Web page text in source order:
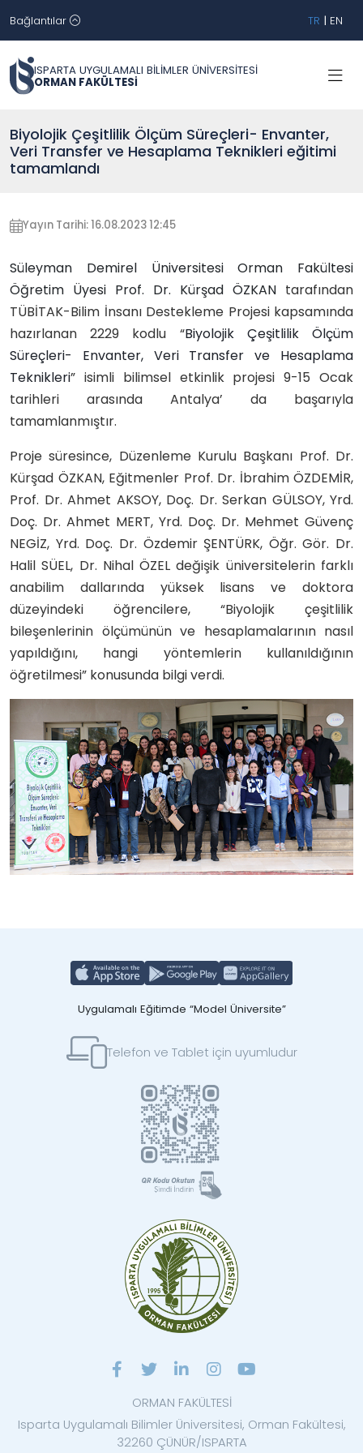
Bağlantılar TR | EN
ISPARTA UYGULAMALI BİLİMLER ÜNİVERSİTESİ
ORMAN FAKÜLTESİ
Biyolojik Çeşitlilik Ölçüm Süreçleri- Envanter,
Veri Transfer ve Hesaplama Teknikleri eğitimi
tamamlandı
Yayın Tarihi: 16.08.2023 12:45
Süleyman Demirel Üniversitesi Orman Fakültesi
Öğretim Üyesi Prof. Dr. Kürşad ÖZKAN tarafından
TÜBİTAK-Bilim İnsanı Destekleme Projesi kapsamında
hazırlanan 2229 kodlu “Biyolojik Çeşitlilik Ölçüm
Süreçleri- Envanter, Veri Transfer ve Hesaplama
Teknikleri” isimli bilimsel etkinlik projesi 9-15 Ocak
tarihleri arasında Antalya’ da başarıyla
tamamlanmıştır.
Proje süresince, Düzenleme Kurulu Başkanı Prof. Dr.
Kürşad ÖZKAN, Eğitmenler Prof. Dr. İbrahim ÖZDEMİR,
Prof. Dr. Ahmet AKSOY, Doç. Dr. Serkan GÜLSOY, Yrd.
Doç. Dr. Ahmet MERT, Yrd. Doç. Dr. Mehmet Güvenç
NEGİZ, Yrd. Doç. Dr. Özdemir ŞENTÜRK, Öğr. Gör. Dr.
Halil SÜEL, Dr. Nihal ÖZEL değişik üniversitelerin farklı
anabilim dallarında yüksek lisans ve doktora
düzeyindeki öğrencilere, “Biyolojik çeşitlilik
bileşenlerinin ölçümünün ve hesaplamalarının nasıl
yapıldığını, hangi yöntemlerin kullanıldığının
öğretilmesi” konusunda bilgi verdi.
Uygulamalı Eğitimde “Model Üniversite”
Telefon ve Tablet için uyumludur
ORMAN FAKÜLTESİ
Isparta Uygulamalı Bilimler Üniversitesi, Orman Fakültesi,
32260 ÇÜNÜR/ISPARTA